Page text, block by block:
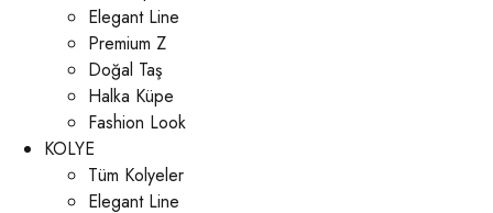
Elegant Line
Premium Z
Doğal Taş
Halka Küpe
Fashion Look
KOLYE
Tüm Kolyeler
Elegant Line